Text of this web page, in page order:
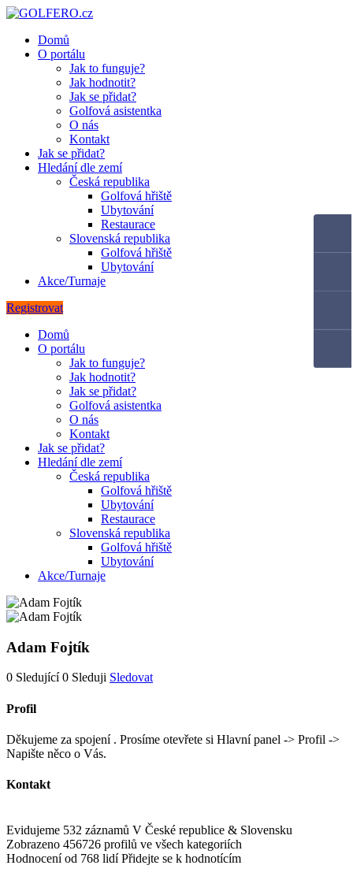
Domů
O portálu
Jak to funguje?
Jak hodnotit?
Jak se přidat?
Golfová asistentka
O nás
Kontakt
Jak se přidat?
Hledání dle zemí
Česká republika
Golfová hřiště
Ubytování
Restaurace
Slovenská republika
Golfová hřiště
Ubytování
Akce/Turnaje
Registrovat
Domů
O portálu
Jak to funguje?
Jak hodnotit?
Jak se přidat?
Golfová asistentka
O nás
Kontakt
Jak se přidat?
Hledání dle zemí
Česká republika
Golfová hřiště
Ubytování
Restaurace
Slovenská republika
Golfová hřiště
Ubytování
Akce/Turnaje
Adam Fojtík
0 Sledující 0 Sleduji Sledovat
Profil
Děkujeme za spojení . Prosíme otevřete si Hlavní panel -> Profil ->
Napište něco o Vás.
Kontakt
Evidujeme 532 záznamů V České republice & Slovensku
Zobrazeno 456726 profilů ve všech kategoriích
Hodnocení od 768 lidí Přidejte se k hodnotícím